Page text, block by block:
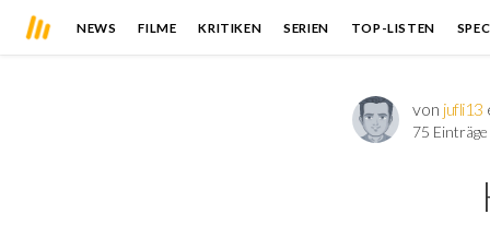
NEWS FILME KRITIKEN SERIEN TOP-LISTEN
von jufli13
75 Einträge